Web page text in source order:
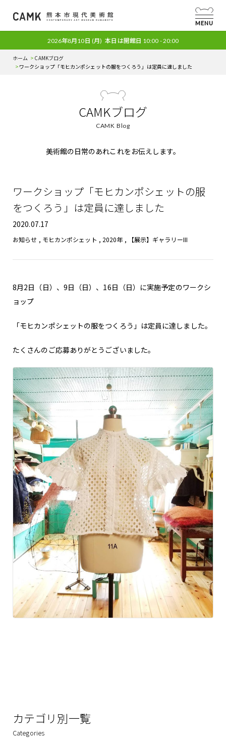
MENU
2026年8月10日 (月) 本日は開館日 10:00 - 20:00
ホーム
CAMKブログ
ワークショップ「モヒカンポシェットの服をつくろう」は定員に達しました
CAMKブログ
CAMK Blog
美術館の日常のあれこれをお伝えします。
ワークショップ「モヒカンポシェットの服
をつくろう」は定員に達しました
2020.07.17
お知らせ , モヒカンポシェット , 2020年, 【展示】ギャラリーIII
8月2日（日）、9日（日）、16日（日）に実施予定のワークシ
ョップ
「モヒカンポシェットの服をつくろう」は定員に達しました。
たくさんのご応募ありがとうございました。
カテゴリ別一覧
Categories